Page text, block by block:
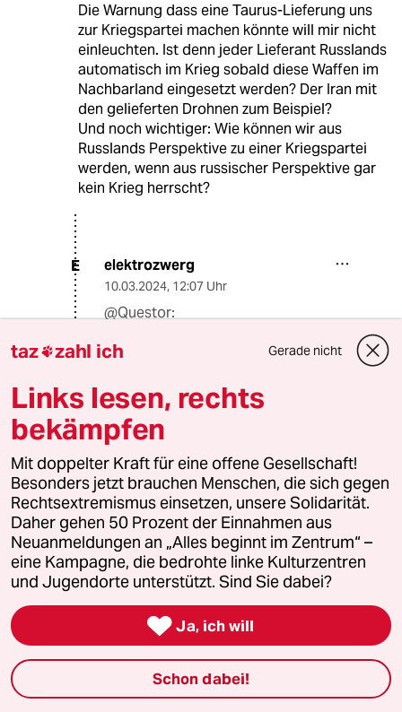
Die Warnung dass eine Taurus-Lieferung uns
zur Kriegspartei machen könnte will mir nicht
einleuchten. Ist denn jeder Lieferant Russlands
automatisch im Krieg sobald diese Waffen im
Nachbarland eingesetzt werden? Der Iran mit
den gelieferten Drohnen zum Beispiel?
Und noch wichtiger: Wie können wir aus
Russlands Perspektive zu einer Kriegspartei
werden, wenn aus russischer Perspektive gar
kein Krieg herrscht?
E elektrozwerg
10.03.2024, 12:07 Uhr
@Questor:
Kriegspartei ist? Schliesslich sind
Militaerpersonal in der Ukraine. Das
Problem liegt woanders:
Scholz sagte, Deutschland kann nicht
das machen, was England und
Frankreich machen. Deutsche
Soldaten duerfen weder an der
Vorbereitung noch an der
Ausfuehrung eines Taurus-Angriffs
beteiligt sein, weil das unser
Grundgesetz verhindert.
Angriffskriege sind laut Verfassung
verboten. Und da Russland
Deutschland nicht angegriffen hat,
die Ukraine weder in NATO noch EU
ist und es ebenfalls kein UN-Mandat
taz zahl ich Gerade nicht
Links lesen, rechts
bekämpfen
Mit doppelter Kraft für eine offene Gesellschaft!
Besonders jetzt brauchen Menschen, die sich gegen
Rechtsextremismus einsetzen, unsere Solidarität.
Daher gehen 50 Prozent der Einnahmen aus
Neuanmeldungen an „Alles beginnt im Zentrum“ –
eine Kampagne, die bedrohte linke Kulturzentren
und Jugendorte unterstützt. Sind Sie dabei?
 Ja, ich will
Schon dabei!